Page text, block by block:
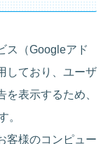
ス（Googleアド
しており、ユーザ
表示するため、
。
客様のコンピュー